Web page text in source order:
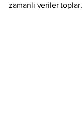
zamanlı veriler toplar.